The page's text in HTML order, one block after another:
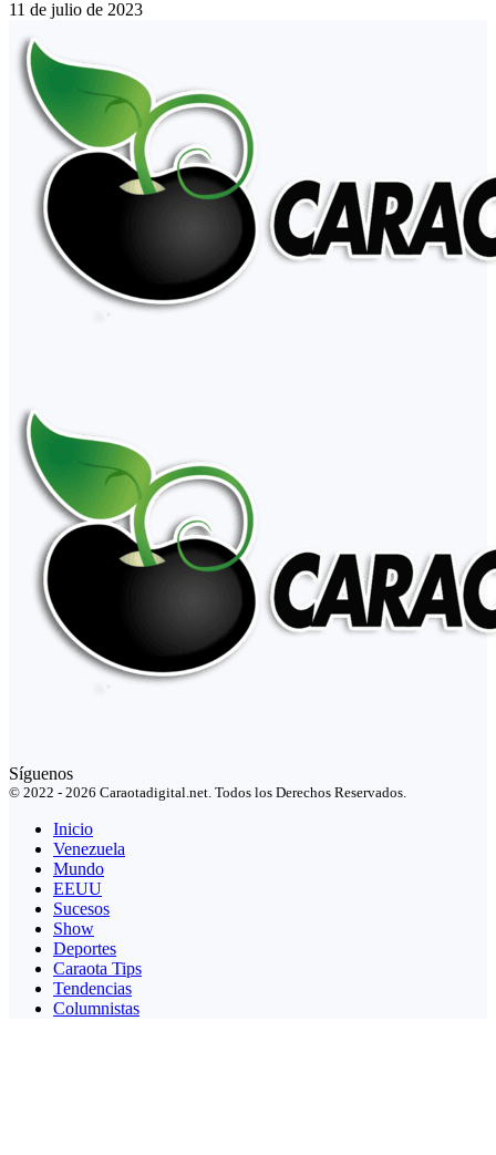
11 de julio de 2023
Síguenos
© 2022 - 2026 Caraotadigital.net. Todos los Derechos Reservados.
Inicio
Venezuela
Mundo
EEUU
Sucesos
Show
Deportes
Caraota Tips
Tendencias
Columnistas